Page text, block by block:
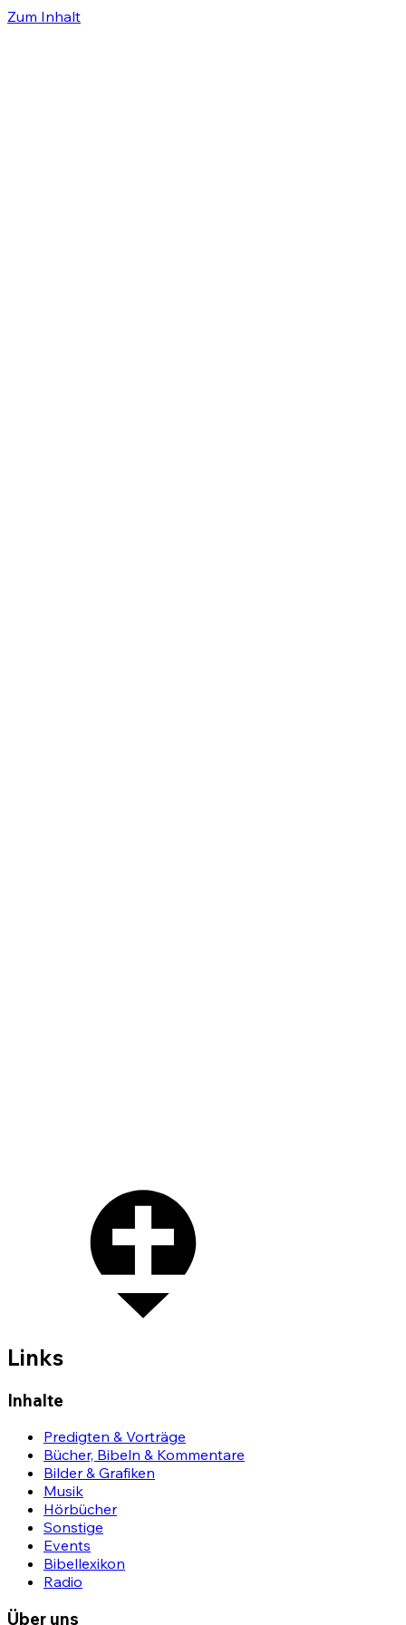
Zum Inhalt
Links
Inhalte
Predigten & Vorträge
Bücher, Bibeln & Kommentare
Bilder & Grafiken
Musik
Hörbücher
Sonstige
Events
Bibellexikon
Radio
Über uns